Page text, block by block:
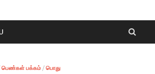
பெண்கள் பக்கம் / பொது